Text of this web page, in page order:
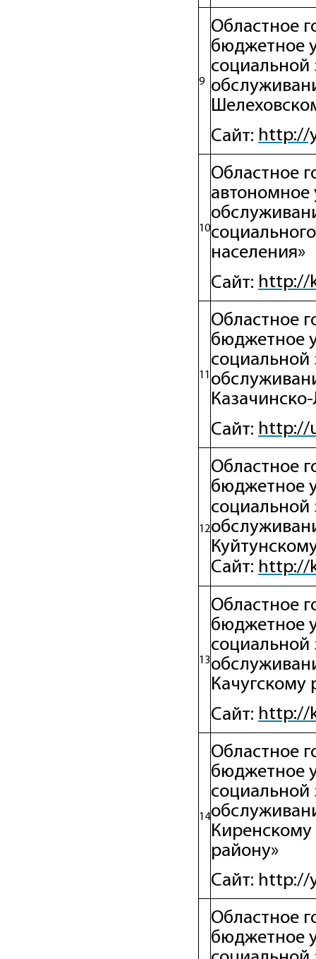
9
Областное
бюджетное
социальной
Сайт: http://
10
Областное
автономное
населения»
Сайт: http://
11
Областное
бюджетное
социальной
Сайт: http://
12
Областное
бюджетное
социальной
Сайт: http://
13
Областное
бюджетное
социальной
Качугскому
Сайт: http://
14
Областное
бюджетное
социальной
Киренскому
рaйону»
Сайт: http://
Областное
бюджетное